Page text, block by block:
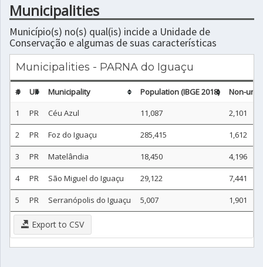
Municipalities
Município(s) no(s) qual(is) incide a Unidade de
Conservação e algumas de suas características
Municipalities - PARNA do Iguaçu
# UF Municipality Population (IBGE 2018)
Non-
1
PR Céu Azul 11,087 2,101
2 PR Foz do Iguaçu 285,415 1,612
3 PR Matelândia 18,450 4,196
4 PR São Miguel do Iguaçu 29,122 7,441
5 PR Serranópolis do Iguaçu 5,007 1,901
Export to CSV